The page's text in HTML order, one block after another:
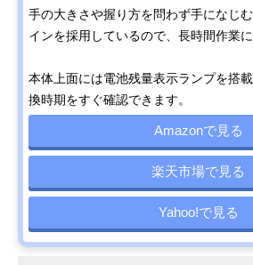
手の大きさや握り方を問わず手になじ
インを採用しているので、長時間作業に
本体上面には電池残量表示ランプを搭
換時期をすぐ確認できます。
Amazonで見る
楽天市場で見る
Yahoo!で見る